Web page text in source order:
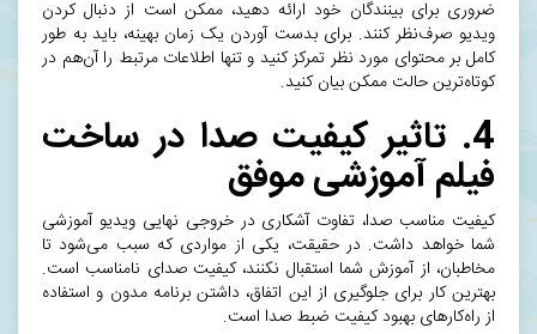
ضروری برای بینندگان خود ارائه دهید، ممکن است از دنبال کردن
ویدیو صرف‌نظر کنند. برای بدست آوردن یک زمان بهینه، باید به طور
کامل بر محتوای مورد نظر تمرکز کنید و تنها اطلاعات مرتبط را آن‌هم در
کوتاه‌ترین حالت ممکن بیان کنید.
4. تاثیر کیفیت صدا در ساخت
فیلم آموزشی موفق
کیفیت مناسب صدا، تفاوت آشکاری در خروجی نهایی ویدیو آموزشی
شما خواهد داشت. در حقیقت، یکی از مواردی که سبب می‌شود تا
مخاطبان، از آموزش شما استقبال نکنند، کیفیت صدای نامناسب است.
بهترین کار برای جلوگیری از این اتفاق، داشتن برنامه مدون و استفاده
ازراه‌کارهای بهبود کیفیت ضبط صدا است.